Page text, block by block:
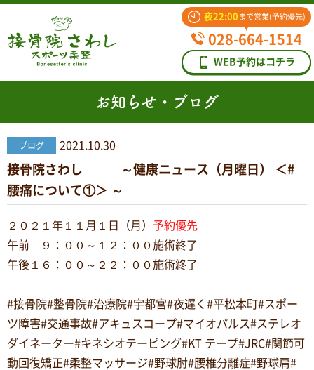
夜22:00 まで営業(予約優先)
028-664-1514
WEB予約はコチラ
お知らせ・ブログ
ブログ 2021.10.30
接骨院さわし ～健康ニュース（月曜日） ＜#
腰痛について①＞ ～
２０２１年１１月１日（月） 予約優先
午前 ９：００～１２：００施術終了
午後１６：００～２２：００施術終了
#接骨院#整骨院#治療院#宇都宮#夜遅く#平松本町#スポー
ツ障害#交通事故#アキュスコープ#マイオパルス#ステレオ
ダイネーター#キネシオテーピング#KT テープ#JRC#関節可
動回復矯正#柔整マッサージ#野球肘#腰椎分離症#野球肩#